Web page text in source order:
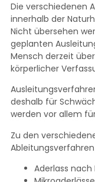
Die verschiedenen
innerhalb der
Nicht übersehen
geplanten
Mensch derzeit
körperlicher
deshalb für
werden vor allem
Zu den
Aderlass nach